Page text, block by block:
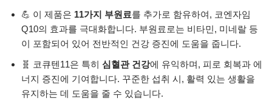
💪 이 제품은 11가지 부원료를 추가로 함유하여, 코엔자임
Q10의 효과를 극대화합니다. 부원료로는 비타민, 미네랄 등
이 포함되어 있어 전반적인 건강 증진에 도움을 줍니다.
🧬 코큐텐11은 특히 심혈관 건강에 유익하며, 피로 회복과 에
너지 증진에 기여합니다. 꾸준한 섭취 시, 활력 있는 생활을
유지하는 데 도움을 줄 수 있습니다.